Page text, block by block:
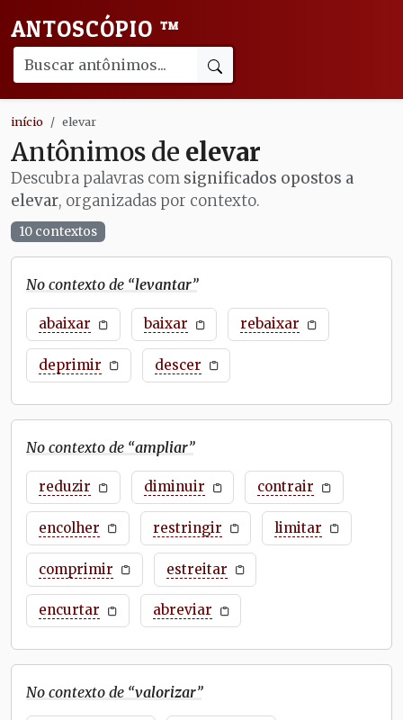
ANTOSCÓPIO ™
início elevar
Antônimos de elevar
Descubra palavras com significados opostos a
elevar, organizadas por contexto.
10 contextos
No contexto de “levantar”
abaixar baixar rebaixar
deprimir descer
No contexto de “ampliar”
reduzir diminuir contrair
encolher restringir limitar
comprimir estreitar
encurtar abreviar
No contexto de “valorizar”